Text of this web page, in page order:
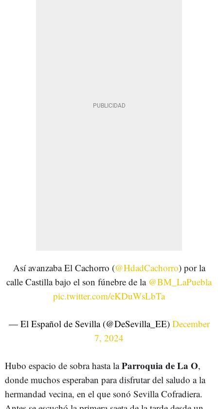
Así avanzaba El Cachorro (@HdadCachorro) por la
calle Castilla bajo el son fúnebre de la @BM_LaPuebla
pic.twitter.com/eKDuWsLbTa
— El Español de Sevilla (@DeSevilla_EE) December
7, 2024
Hubo espacio de sobra hasta laParroquia de La O,
donde muchos esperaban para disfrutar del saludo a la
hermandad vecina, en el que sonó Sevilla Cofradiera.